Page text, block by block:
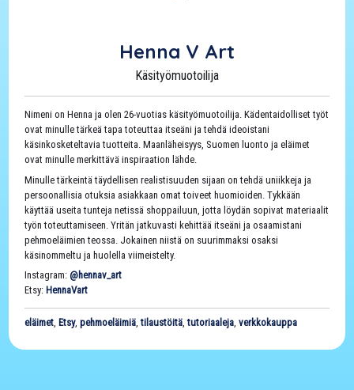
Henna V Art
Käsityömuotoilija
Nimeni on Henna ja olen 26-vuotias käsityömuotoilija. Kädentaidolliset työt
ovat minulle tärkeä tapa toteuttaa itseäni ja tehdä ideoistani
käsinkosketeltavia tuotteita. Maanläheisyys, Suomen luonto ja eläimet
ovat minulle merkittävä inspiraation lähde.
Minulle tärkeintä täydellisen realistisuuden sijaan on tehdä uniikkeja ja
persoonallisia otuksia asiakkaan omat toiveet huomioiden. Tykkään
käyttää useita tunteja netissä shoppailuun, jotta löydän sopivat materiaalit
työn toteuttamiseen. Yritän jatkuvasti kehittää itseäni ja osaamistani
pehmoeläimien teossa. Jokainen niistä on suurimmaksi osaksi
käsinommeltu ja huolella viimeistelty.
Instagram: @hennav_art
Etsy: HennaVart
eläimet, Etsy, pehmoeläimiä,tilaustöitä,tutoriaaleja, verkkokauppa